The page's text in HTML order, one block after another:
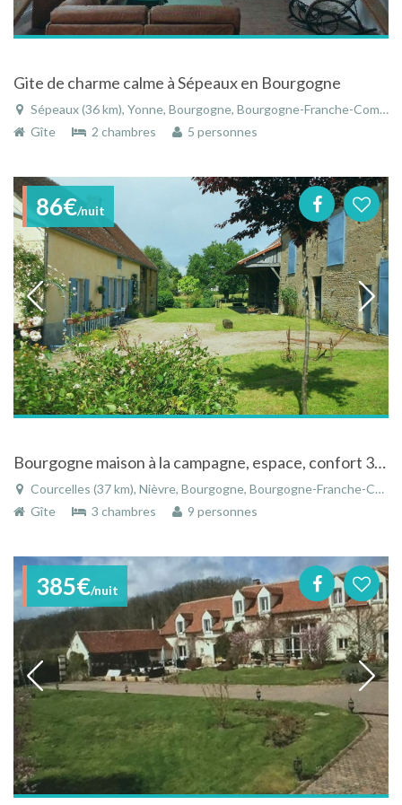
Gite de charme calme à Sépeaux en Bourgogne
Sépeaux (36 km), Yonne, Bourgogne, Bourgogne-Franche-Comté, France
Gîte
2 chambres 5 personnes
86€/nuit
Bourgogne maison à la campagne, espace, confort 3ch 3sdb et calme, terrain clos
Courcelles (37 km), Nièvre, Bourgogne, Bourgogne-Franche-Comté, France
Gîte
3 chambres 9 personnes
385€/nuit